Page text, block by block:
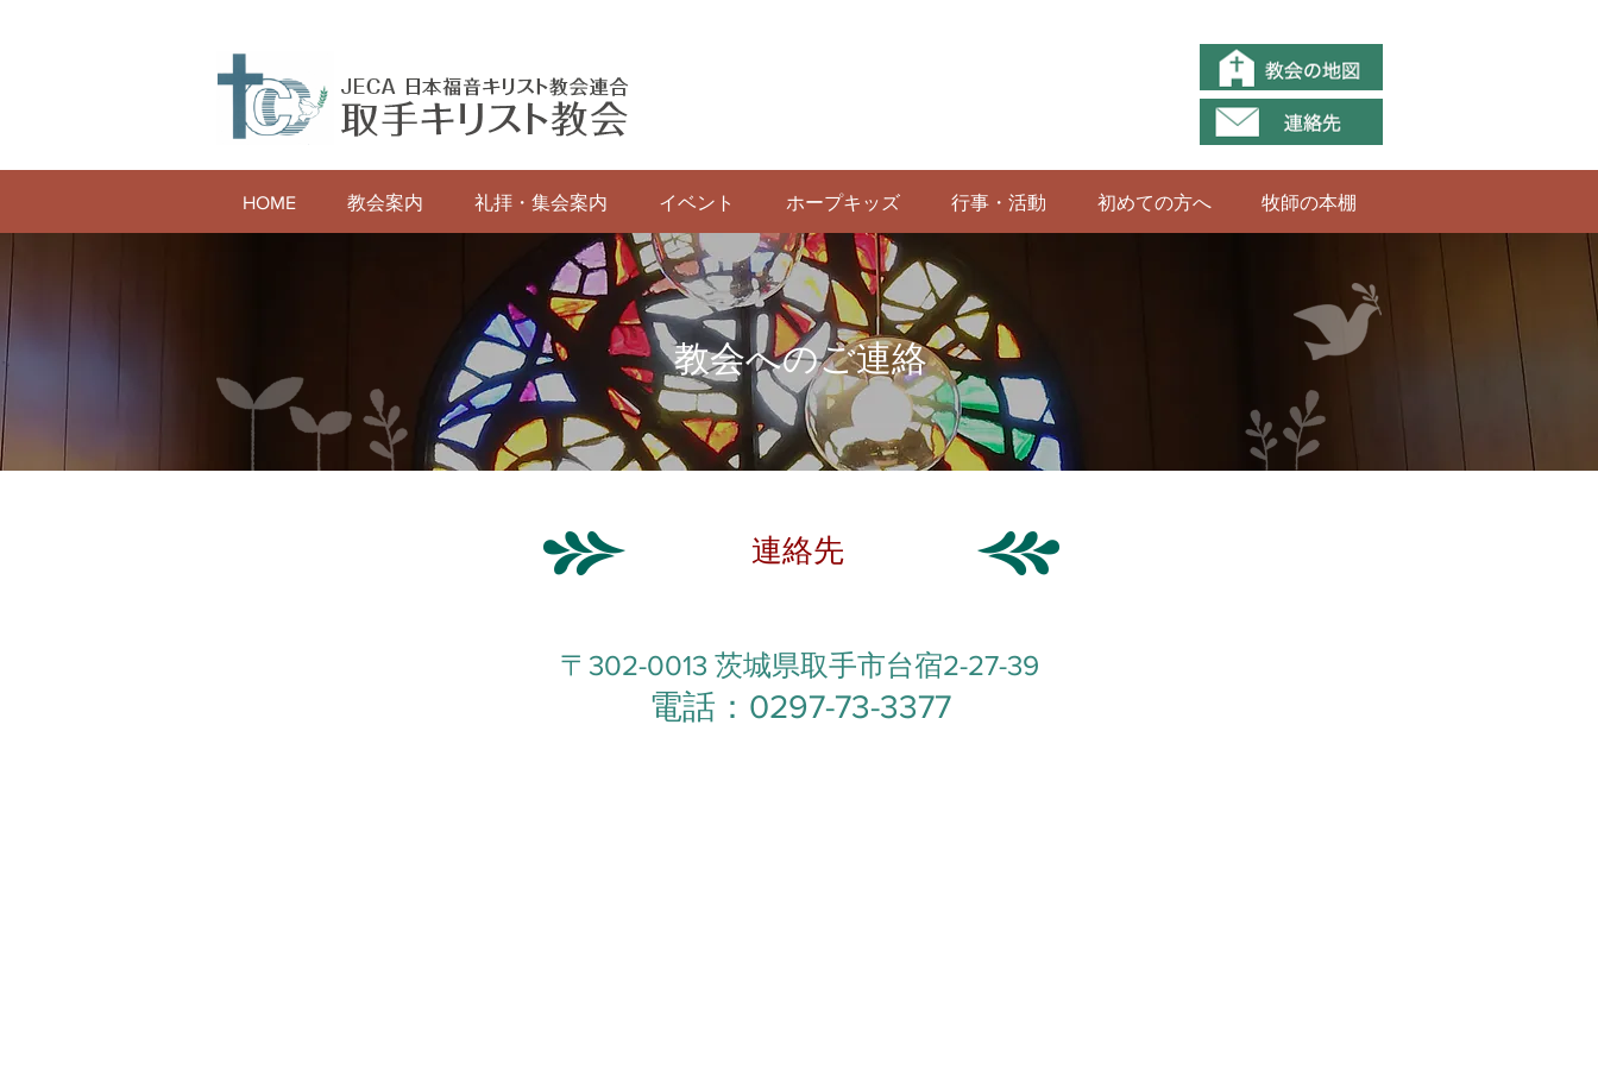
HOME 教会案内 礼拝・集会案内 イベント ホープキッズ 行事・活動 初めての方へ 牧師の本棚
​教会へのご連絡
連絡先
〒302-0013 茨城県取手市台宿2-27-39
電話：0297-73-3377